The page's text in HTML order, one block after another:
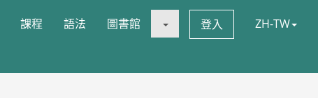
課程 語法 圖書館 登入 ZH-TW